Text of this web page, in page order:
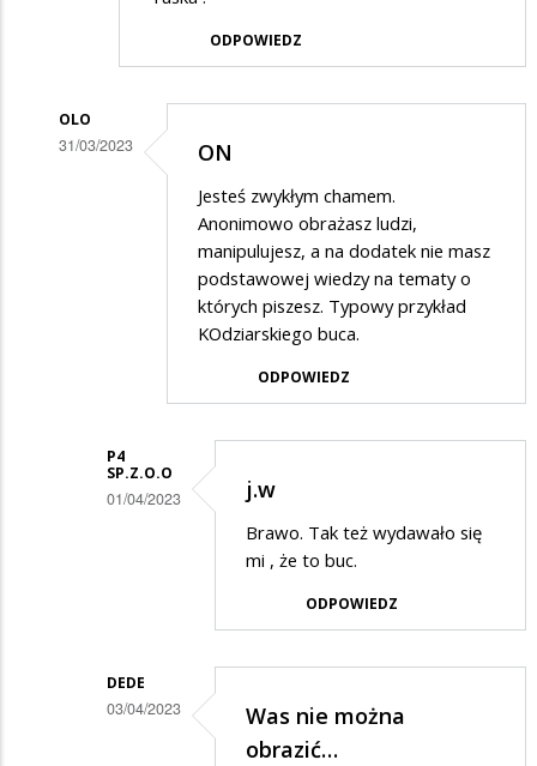
ODPOWIEDZ
OLO
31/03/2023 ON
Jesteś zwykłym chamem.
Anonimowo obrażasz ludzi,
manipulujesz, a na dodatek nie masz
podstawowej wiedzy na tematy o
których piszesz. Typowy przykład
KOdziarskiego buca.
ODPOWIEDZ
P4
SP.Z.O.O
01/04/2023
odpowiedzi
na
j.w
Brawo. Tak też wydawało się
mi , że to buc.
ODPOWIEDZ
DEDE
03/04/2023
Was nie można
obrazić…